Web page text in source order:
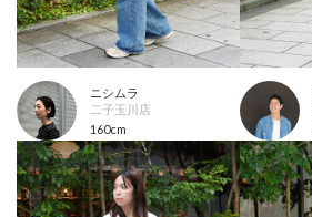
ニシムラ
二子玉川店
160cm